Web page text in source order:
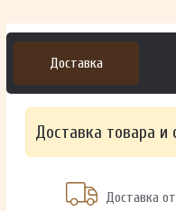
Доставка
Доставка товара и
Доставка